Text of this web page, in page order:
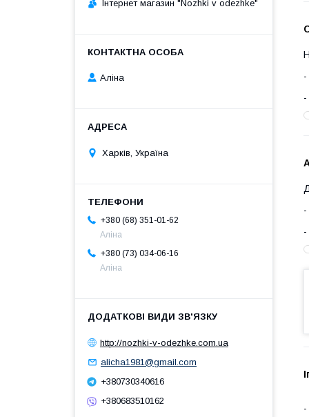
Інтернет магазин "Nozhki v odezhke"
Аліна
Харків, Україна
+380 (68) 351-01-62
Аліна
+380 (73) 034-06-16
Аліна
http://nozhki-v-odezhke.com.ua
alicha1981@gmail.com
+380730340616
+380683510162